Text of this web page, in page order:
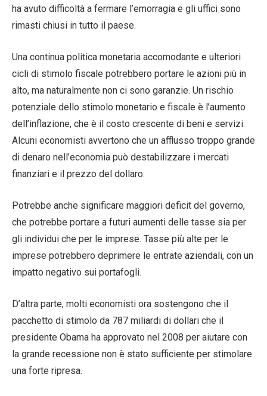
ha avuto difficoltà a fermare l’emorragia e gli uffici sono
rimasti chiusi in tutto il paese.
Una continua politica monetaria accomodante e ulteriori
cicli di stimolo fiscale potrebbero portare le azioni più in
alto, ma naturalmente non ci sono garanzie. Un rischio
potenziale dello stimolo monetario e fiscale è l’aumento
dell’inflazione, che è il costo crescente di beni e servizi.
Alcuni economisti avvertono che un afflusso troppo grande
di denaro nell’economia può destabilizzare i mercati
finanziari e il prezzo del dollaro.
Potrebbe anche significare maggiori deficit del governo,
che potrebbe portare a futuri aumenti delle tasse sia per
gli individui che per le imprese. Tasse più alte per le
imprese potrebbero deprimere le entrate aziendali, con un
impatto negativo sui portafogli.
D’altra parte, molti economisti ora sostengono che il
pacchetto di stimolo da 787 miliardi di dollari che il
presidente Obama ha approvato nel 2008 per aiutare con
la grande recessione non è stato sufficiente per stimolare
una forte ripresa.